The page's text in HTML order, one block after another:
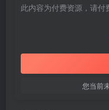
此内容为付费资源，请付
您当前